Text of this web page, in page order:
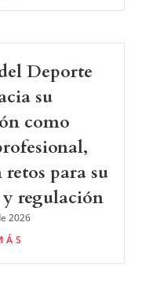
Deporte
su
como
retos para su
regulación
2026